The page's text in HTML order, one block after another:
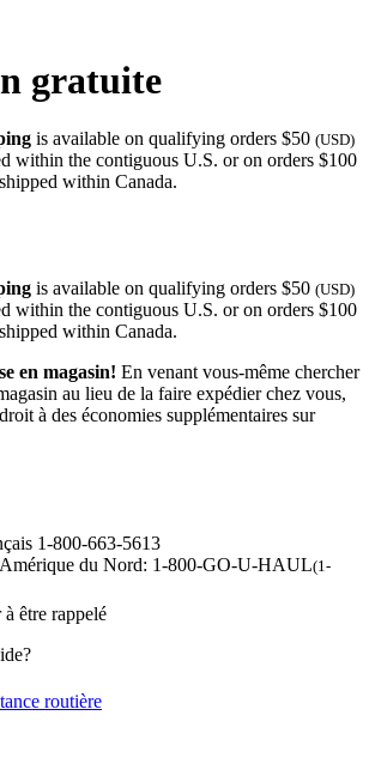
gratuite
is available on qualifying orders $50 (USD)
within the contiguous U.S. or on orders $100
within Canada.
is available on qualifying orders $50 (USD)
within the contiguous U.S. or on orders $100
within Canada.
en magasin! En venant vous-même chercher
au lieu de la faire expédier chez vous,
à des économies supplémentaires sur
1-800-663-5613
du Nord: 1-800-GO-U-HAUL(1-
être rappelé
routière